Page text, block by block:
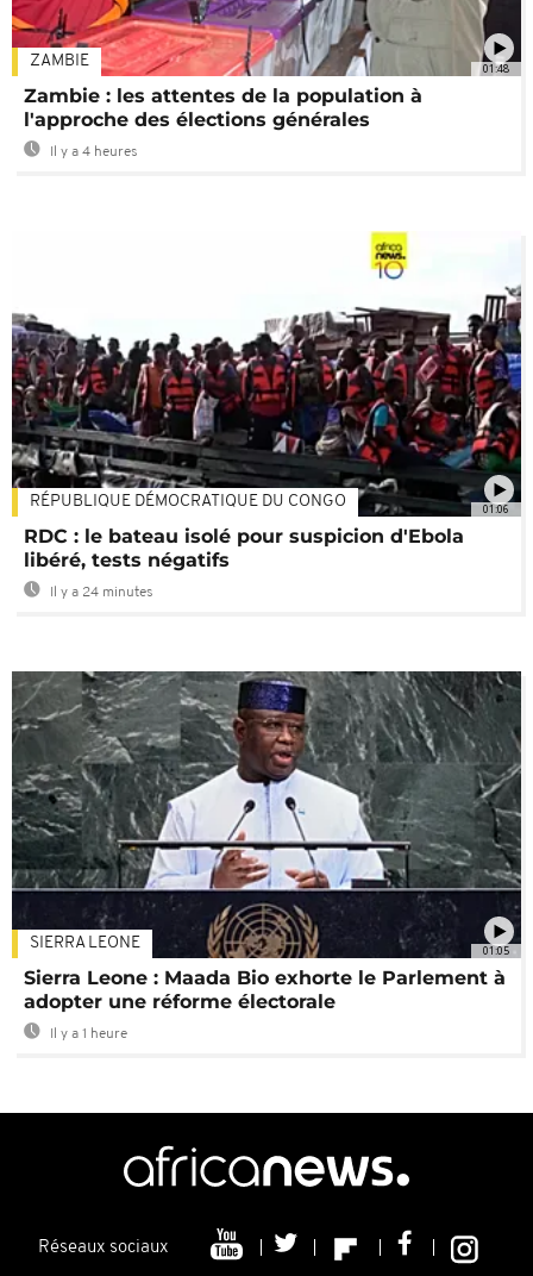
01:48
ZAMBIE
Zambie : les attentes de la population à
l'approche des élections générales
Il y a 4 heures
01:06
RÉPUBLIQUE DÉMOCRATIQUE DU CONGO
RDC : le bateau isolé pour suspicion d'Ebola
libéré, tests négatifs
Il y a 24 minutes
01:05
SIERRA LEONE
Sierra Leone : Maada Bio exhorte le Parlement à
adopter une réforme électorale
Il y a 1 heure
Réseaux sociaux